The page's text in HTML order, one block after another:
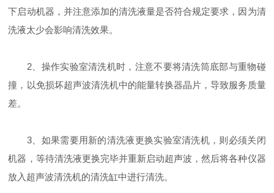
下启动机器，并注意添加的清洗液量是否符合规定要求，因为清
洗液太少会影响清洗效果。
2、操作实验室清洗机时，注意不要将清洗筒底部与重物碰
撞，以免损坏超声波清洗机中的能量转换器晶片，导致服务质量
差。
3、如果需要用新的清洗液更换实验室清洗机，则必须关闭
机器，等待清洗液更换完毕并重新启动超声波，然后将各种仪器
放入超声波清洗机的清洗缸中进行清洗。